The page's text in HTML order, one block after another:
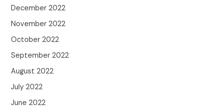
December 2022
November 2022
October 2022
September 2022
August 2022
July 2022
June 2022